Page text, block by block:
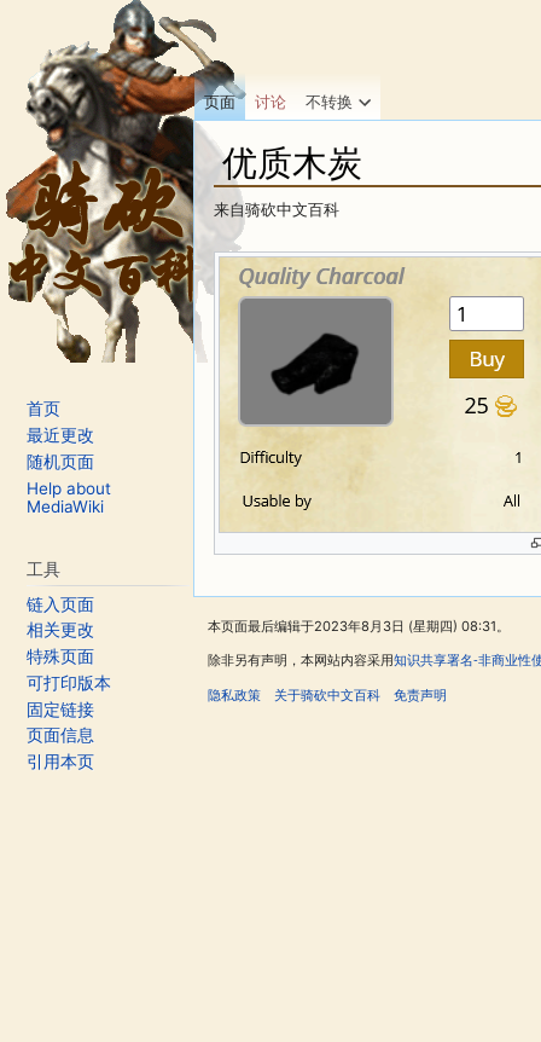
优质木炭
来自骑砍中文百科
跳转至：
页面 讨论 不转换
首页
最近更改
随机页面
Help about
MediaWiki
工具
链入页面
相关更改
特殊页面
可打印版本
固定链接
页面信息
引用本页
本页面最后编辑于2023年8月3日 (星期四) 08:31。
除非另有声明，本网站内容采用知识共享署名-非商业性
隐私政策 关于骑砍中文百科 免责声明